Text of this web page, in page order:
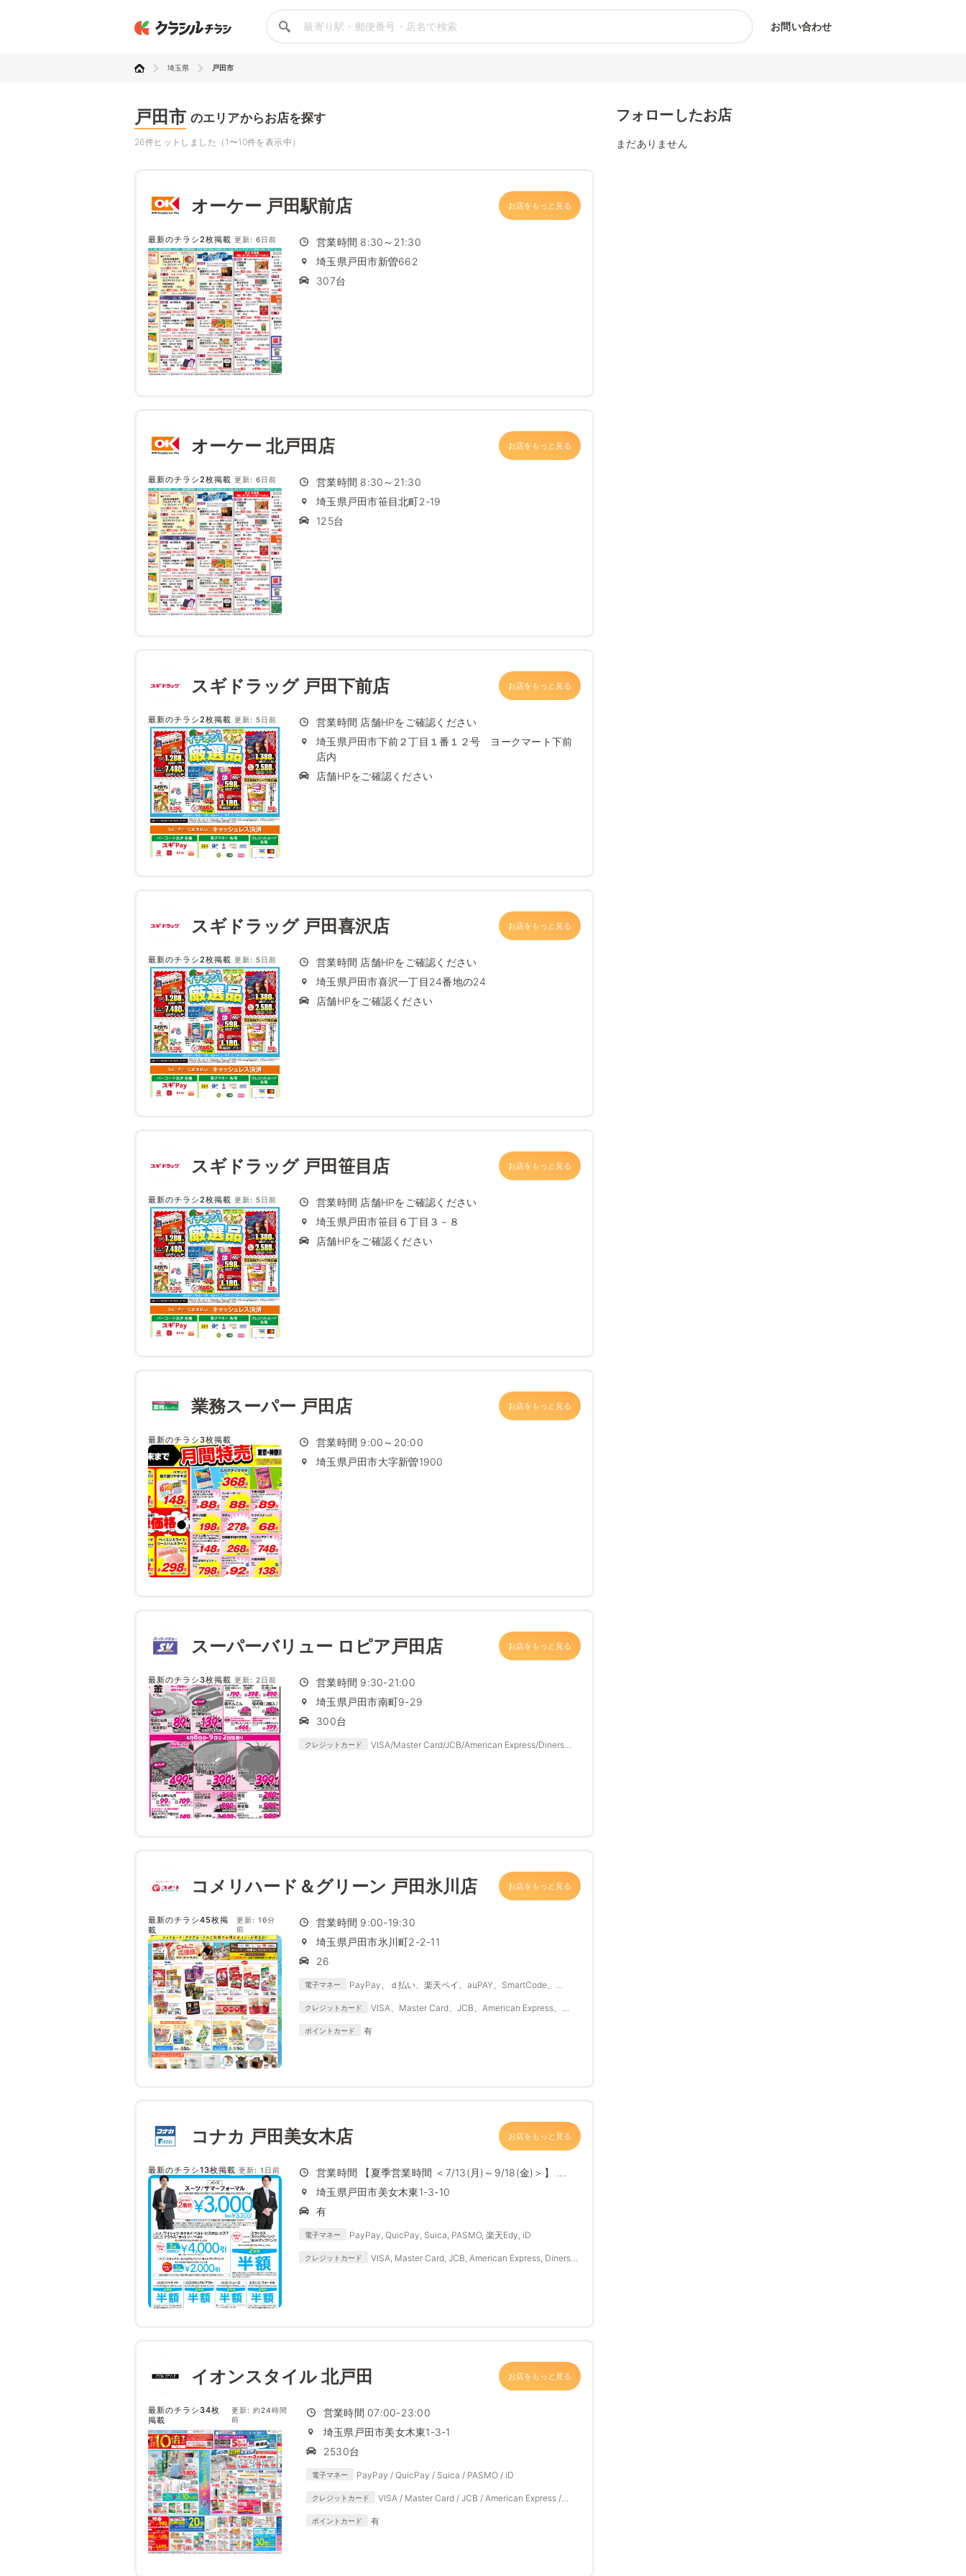
お問い合わせ
埼玉県 戸田市
戸田市 のエリアからお店を探す
26件ヒットしました（1〜10件を表示中）
オーケー 戸田駅前店 お店をもっと見る
最新のチラシ2枚掲載 更新: 6日前
営業時間 8:30～21:30
埼玉県戸田市新曽662
307台
オーケー 北戸田店 お店をもっと見る
最新のチラシ2枚掲載 更新: 6日前
営業時間 8:30～21:30
埼玉県戸田市笹目北町2-19
125台
スギドラッグ 戸田下前店 お店をもっと見る
最新のチラシ2枚掲載 更新: 5日前
営業時間 店舗HPをご確認ください
埼玉県戸田市下前２丁目１番１２号 ヨークマート下前
店内
店舗HPをご確認ください
スギドラッグ 戸田喜沢店 お店をもっと見る
最新のチラシ2枚掲載 更新: 5日前
営業時間 店舗HPをご確認ください
埼玉県戸田市喜沢一丁目24番地の24
店舗HPをご確認ください
スギドラッグ 戸田笹目店 お店をもっと見る
最新のチラシ2枚掲載 更新: 5日前
営業時間 店舗HPをご確認ください
埼玉県戸田市笹目６丁目３－８
店舗HPをご確認ください
業務スーパー 戸田店 お店をもっと見る
最新のチラシ3枚掲載
営業時間 9:00～20:00
埼玉県戸田市大字新曽1900
スーパーバリュー ロピア戸田店 お店をもっと見る
最新のチラシ3枚掲載 更新: 2日前
営業時間 9:30-21:00
埼玉県戸田市南町9-29
300台
クレジットカード
VISA/Master Card/JCB/American Express/Diners
コメリハード＆グリーン 戸田氷川店 お店をもっと見る
最新のチラシ45枚掲
載
更新: 16分
前
営業時間 9:00-19:30
埼玉県戸田市氷川町2-2-11
26
電子マネー
PayPay、ｄ払い、楽天ペイ、auPAY、SmartCode、
クレジットカード
VISA、Master Card、JCB、American Express、
ポイントカード 有
コナカ 戸田美女木店 お店をもっと見る
最新のチラシ13枚掲載 更新: 1日前
営業時間 【夏季営業時間 ＜7/13(月)～9/18(金)＞】 ...
埼玉県戸田市美女木東1-3-10
有
電子マネー PayPay, QuicPay, Suica, PASMO, 楽天Edy, iD
クレジットカード
VISA, Master Card, JCB, American Express, Diners
イオンスタイル 北戸田 お店をもっと見る
最新のチラシ34枚
掲載
更新: 約24時間
前
営業時間 07:00-23:00
埼玉県戸田市美女木東1-3-1
2530台
電子マネー PayPay / QuicPay / Suica / PASMO / iD
クレジットカード
VISA / Master Card / JCB / American Express /
ポイントカード 有
フォローしたお店
まだありません